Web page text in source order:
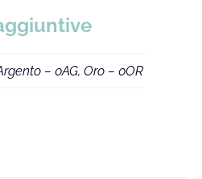
– 0AG, Oro – 0OR